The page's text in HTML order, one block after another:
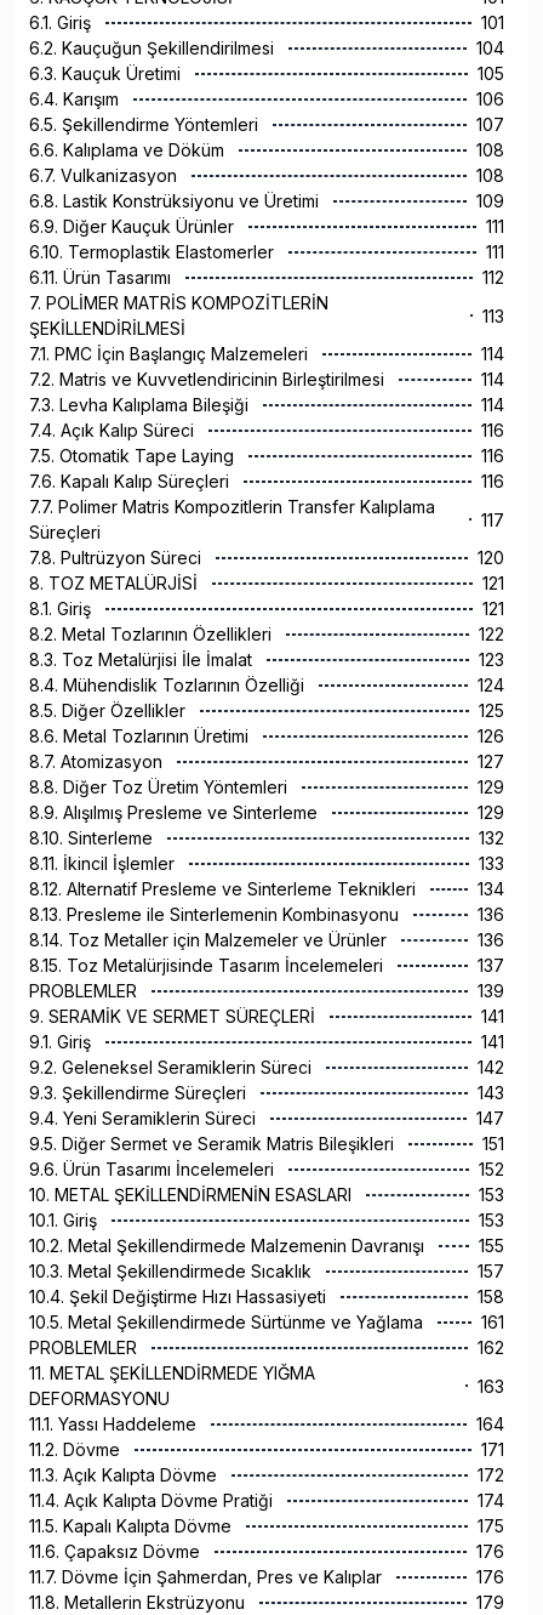
6.1. Giriş
101
6.2. Kauçuğun Şekillendirilmesi
104
6.3. Kauçuk Üretimi
105
6.4. Karışım
106
6.5. Şekillendirme Yöntemleri
107
6.6. Kalıplama ve Döküm
108
6.7. Vulkanizasyon
108
6.8. Lastik Konstrüksiyonu ve Üretimi
109
6.9. Diğer Kauçuk Ürünler
111
6.10. Termoplastik Elastomerler
111
6.11. Ürün Tasarımı
112
7. POLİMER MATRİS KOMPOZİTLERİN
ŞEKİLLENDİRİLMESİ
113
7.1. PMC İçin Başlangıç Malzemeleri
114
7.2. Matris ve Kuvvetlendiricinin Birleştirilmesi
114
7.3. Levha Kalıplama Bileşiği
114
7.4. Açık Kalıp Süreci
116
7.5. Otomatik Tape Laying
116
7.6. Kapalı Kalıp Süreçleri
116
7.7. Polimer Matris Kompozitlerin Transfer Kalıplama
Süreçleri
117
7.8. Pultrüzyon Süreci
120
8. TOZ METALÜRJİSİ
121
8.1. Giriş
121
8.2. Metal Tozlarının Özellikleri
122
8.3. Toz Metalürjisi İle İmalat
123
8.4. Mühendislik Tozlarının Özelliği
124
8.5. Diğer Özellikler
125
8.6. Metal Tozlarının Üretimi
126
8.7. Atomizasyon
127
8.8. Diğer Toz Üretim Yöntemleri
129
8.9. Alışılmış Presleme ve Sinterleme
129
8.10. Sinterleme
132
8.11. İkincil İşlemler
133
8.12. Alternatif Presleme ve Sinterleme Teknikleri
134
8.13. Presleme ile Sinterlemenin Kombinasyonu
136
8.14. Toz Metaller için Malzemeler ve Ürünler
136
8.15. Toz Metalürjisinde Tasarım İncelemeleri
137
PROBLEMLER
139
9. SERAMİK VE SERMET SÜREÇLERİ
141
9.1. Giriş
141
9.2. Geleneksel Seramiklerin Süreci
142
9.3. Şekillendirme Süreçleri
143
9.4. Yeni Seramiklerin Süreci
147
9.5. Diğer Sermet ve Seramik Matris Bileşikleri
151
9.6. Ürün Tasarımı İncelemeleri
152
10. METAL ŞEKİLLENDİRMENİN ESASLARI
153
10.1. Giriş
153
10.2. Metal Şekillendirmede Malzemenin Davranışı
155
10.3. Metal Şekillendirmede Sıcaklık
157
10.4. Şekil Değiştirme Hızı Hassasiyeti
158
10.5. Metal Şekillendirmede Sürtünme ve Yağlama
161
PROBLEMLER
162
11. METAL ŞEKİLLENDİRMEDE YIĞMA
DEFORMASYONU
163
11.1. Yassı Haddeleme
164
11.2. Dövme
171
11.3. Açık Kalıpta Dövme
172
11.4. Açık Kalıpta Dövme Pratiği
174
11.5. Kapalı Kalıpta Dövme
175
11.6. Çapaksız Dövme
176
11.7. Dövme İçin Şahmerdan, Pres ve Kalıplar
176
11.8. Metallerin Ekstrüzyonu
179